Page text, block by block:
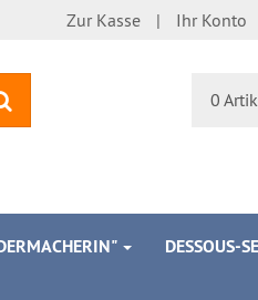
Zur Kasse Ihr Konto
0
DESSOUS-